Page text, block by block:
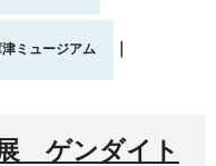
ミュージアム
ゲンダイト